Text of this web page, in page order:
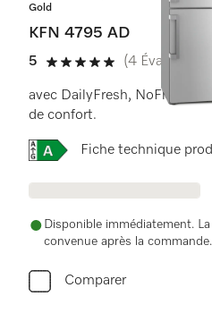
Gold
KFN 4795 AD
5
5 de 5 étoiles
(4 Évaluations)
avec DailyFresh, NoFrost,
de confort.
Online Label Flag, Label
Fiche technique
Disponible immédiatement.
convenue après la commande.
Comparer